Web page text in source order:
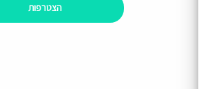
הצטרפות